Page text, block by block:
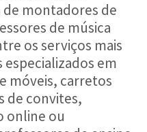
de montadores de
de música
os serviços mais
em
móveis, carretos
de convites,
online ou